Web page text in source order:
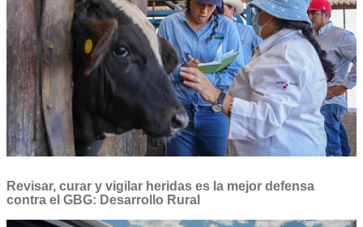
Revisar, curar y vigilar heridas es la mejor defensa
contra el GBG: Desarrollo Rural